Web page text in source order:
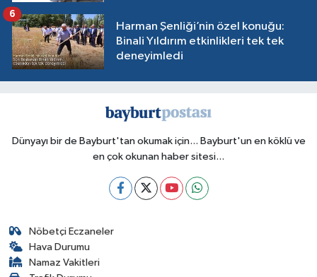
Harman Şenliği’nin özel konuğu:
Binali Yıldırım etkinlikleri tek tek
deneyimledi
6
Dünyayı bir de Bayburt'tan okumak için... Bayburt'un en köklü ve
en çok okunan haber sitesi...
Nöbetçi Eczaneler
Hava Durumu
Namaz Vakitleri